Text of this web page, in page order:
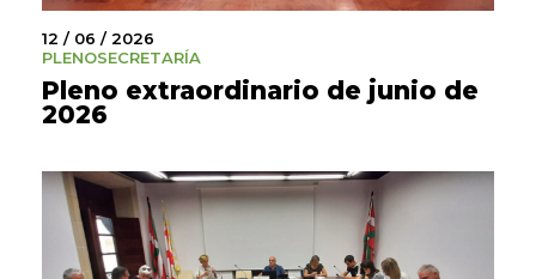
12 / 06 / 2026
PLENOSECRETARÍA
Pleno extraordinario de junio de
2026